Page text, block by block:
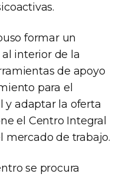
formar un
interior de la
de apoyo
para el
y adaptar la oferta
el Centro Integral
mercado de trabajo.
se procura